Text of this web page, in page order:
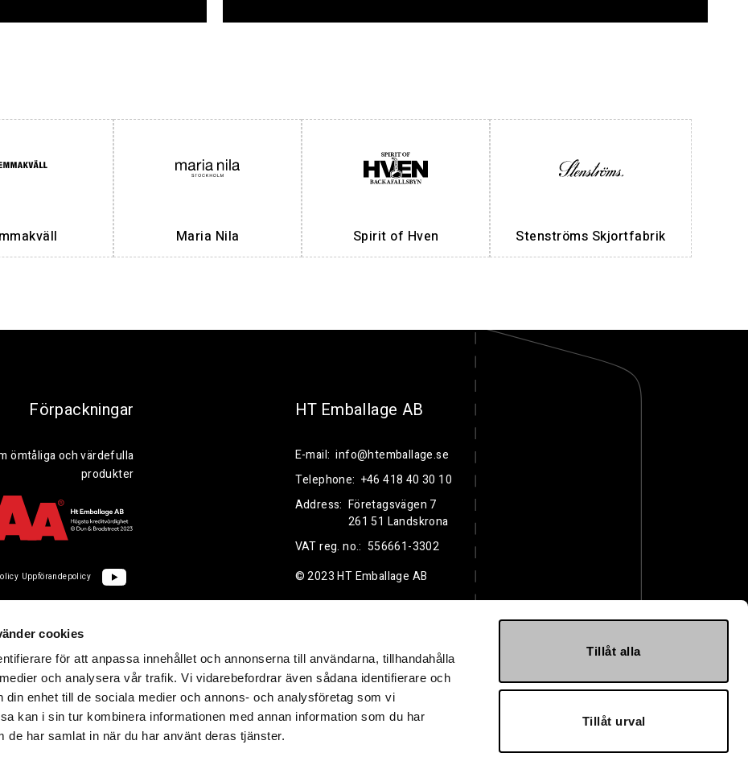
cookies
för att anpassa innehållet och annonserna till användarna, tillhandahålla
och analysera vår trafik. Vi vidarebefordrar även sådana identifierare och
din enhet till de sociala medier och annons- och analysföretag som vi
kan i sin tur kombinera informationen med annan information som du har
de har samlat in när du har använt deras tjänster.
Tillåt alla
Tillåt urval
Maria Nila Spirit of Hven Stenströms Skjortfabrik
Förpackningar
ömtåliga och värdefulla
produkter
HT Emballage AB
E-mail: info@htemballage.se
Telephone: +46 418 40 30 10
Address: Företagsvägen 7
261 51 Landskrona
VAT reg. no.: 556661-3302
Uppförandepolicy © 2023 HT Emballage AB